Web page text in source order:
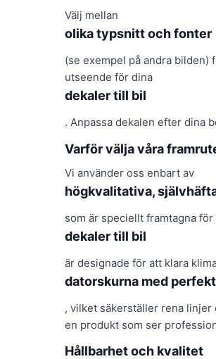
Välj mellan
olika typsnitt och fonter
(se exempel på andra
utseende för dina
dekaler till bil
. Anpassa dekalen efter dina
Varför välja våra
Vi använder oss enbart av
högkvalitativa,
som är speciellt framtagna
dekaler till bil
är designade för att klara
datorskurna med
, vilket säkerställer rena
en produkt som ser
Hållbarhet och kvalitet